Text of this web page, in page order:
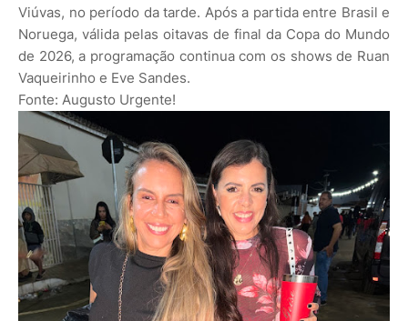
Viúvas, no período da tarde. Após a partida entre Brasil e
Noruega, válida pelas oitavas de final da Copa do Mundo
de 2026, a programação continua com os shows de Ruan
Vaqueirinho e Eve Sandes.
Fonte: Augusto Urgente!